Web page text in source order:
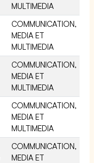
MULTIMEDIA
COMMUNICATION,
MEDIA ET
MULTIMEDIA
COMMUNICATION,
MEDIA ET
MULTIMEDIA
COMMUNICATION,
MEDIA ET
MULTIMEDIA
COMMUNICATION,
MEDIA ET